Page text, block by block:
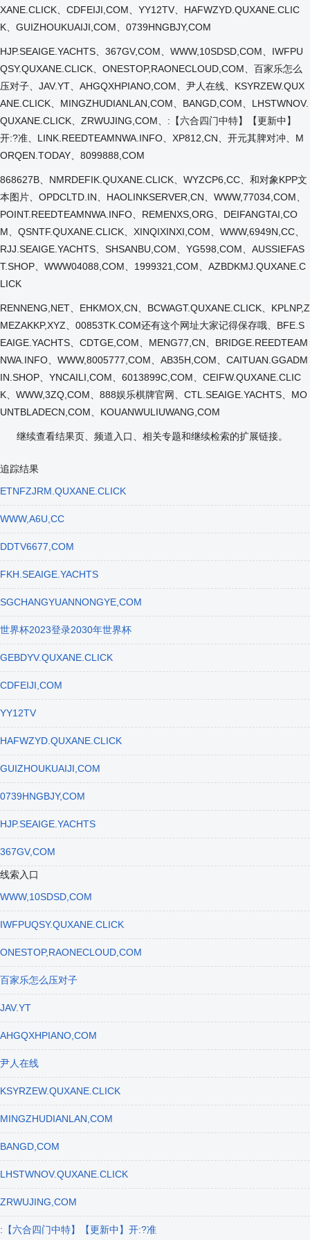
XANE.CLICK、CDFEIJI,COM、YY12TV、HAFWZYD.QUXANE.CLIC
K、GUIZHOUKUAIJI,COM、0739HNGBJY,COM
HJP.SEAIGE.YACHTS、367GV,COM、WWW,10SDSD,COM、IWFPU
QSY.QUXANE.CLICK、ONESTOP,RAONECLOUD,COM、百家乐怎么
压对子、JAV.YT、AHGQXHPIANO,COM、尹人在线、KSYRZEW.QUX
ANE.CLICK、MINGZHUDIANLAN,COM、BANGD,COM、LHSTWNOV.
QUXANE.CLICK、ZRWUJING,COM、:【六合四门中特】【更新中】
开:?准、LINK.REEDTEAMNWA.INFO、XP812,CN、开元其脾对冲、M
ORQEN.TODAY、8099888,COM
868627B、NMRDEFIK.QUXANE.CLICK、WYZCP6,CC、和对象KPP文
本图片、OPDCLTD.IN、HAOLINKSERVER,CN、WWW,77034,COM、
POINT.REEDTEAMNWA.INFO、REMENXS,ORG、DEIFANGTAI,CO
M、QSNTF.QUXANE.CLICK、XINQIXINXI,COM、WWW,6949N,CC、
RJJ.SEAIGE.YACHTS、SHSANBU,COM、YG598,COM、AUSSIEFAS
T.SHOP、WWW04088,COM、1999321,COM、AZBDKMJ.QUXANE.C
LICK
RENNENG,NET、EHKMOX,CN、BCWAGT.QUXANE.CLICK、KPLNP,Z
MEZAKKP,XYZ、00853TK.COM还有这个网址大家记得保存哦、BFE.S
EAIGE.YACHTS、CDTGE,COM、MENG77,CN、BRIDGE.REEDTEAM
NWA.INFO、WWW,8005777,COM、AB35H,COM、CAITUAN.GGADM
IN.SHOP、YNCAILI,COM、6013899C,COM、CEIFW.QUXANE.CLIC
K、WWW,3ZQ,COM、888娱乐棋牌官网、CTL.SEAIGE.YACHTS、MO
UNTBLADECN,COM、KOUANWULIUWANG,COM
继续查看结果页、频道入口、相关专题和继续检索的扩展链接。
追踪结果
ETNFZJRM.QUXANE.CLICK
WWW,A6U,CC
DDTV6677,COM
FKH.SEAIGE.YACHTS
SGCHANGYUANNONGYE,COM
世界杯2023登录2030年世界杯
GEBDYV.QUXANE.CLICK
CDFEIJI,COM
YY12TV
HAFWZYD.QUXANE.CLICK
GUIZHOUKUAIJI,COM
0739HNGBJY,COM
HJP.SEAIGE.YACHTS
367GV,COM
线索入口
WWW,10SDSD,COM
IWFPUQSY.QUXANE.CLICK
ONESTOP,RAONECLOUD,COM
百家乐怎么压对子
JAV.YT
AHGQXHPIANO,COM
尹人在线
KSYRZEW.QUXANE.CLICK
MINGZHUDIANLAN,COM
BANGD,COM
LHSTWNOV.QUXANE.CLICK
ZRWUJING,COM
:【六合四门中特】【更新中】开:?准